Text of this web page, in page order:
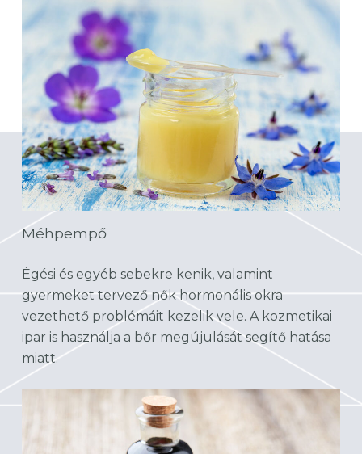
Méhpempő
Égési és egyéb sebekre kenik, valamint
gyermeket tervező nők hormonális okra
vezethető problémáit kezelik vele. A kozmetikai
ipar is használja a bőr megújulását segítő hatása
miatt.